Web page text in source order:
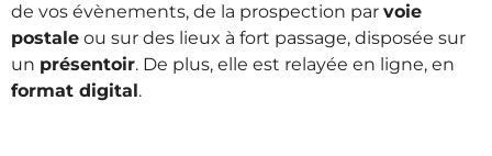
de vos évènements, de la prospection par voie
postale ou sur des lieux à fort passage, disposée sur
un présentoir. De plus, elle est relayée en ligne, en
format digital.